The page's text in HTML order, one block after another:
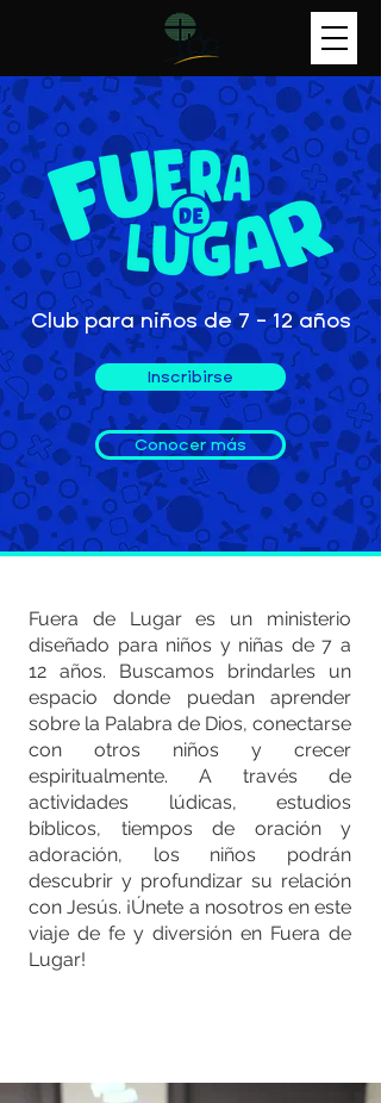
Club para niños de 7 - 12 años
Inscribirse
Conocer más
Fuera de Lugar es un ministerio
diseñado para niños y niñas de 7 a
12 años. Buscamos brindarles un
espacio donde puedan aprender
sobre la Palabra de Dios, conectarse
con otros niños y crecer
espiritualmente. A través de
actividades lúdicas, estudios
bíblicos, tiempos de oración y
adoración, los niños podrán
descubrir y profundizar su relación
con Jesús. ¡Únete a nosotros en este
viaje de fe y diversión en Fuera de
Lugar!